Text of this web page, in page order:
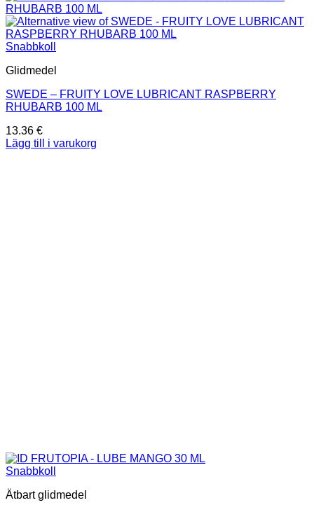
Snabbkoll
Glidmedel
SWEDE – FRUITY LOVE LUBRICANT RASPBERRY
RHUBARB 100 ML
13.36 €
Lägg till i varukorg
Snabbkoll
Ätbart glidmedel